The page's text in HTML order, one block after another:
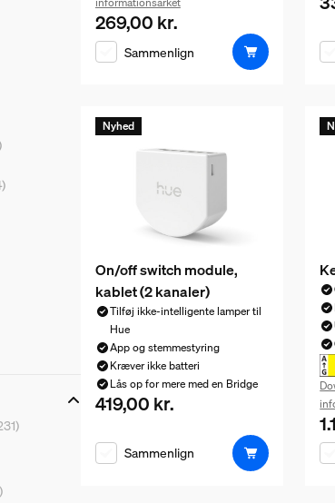
Nuværende pris er 269,00 kr.
269,00 kr.
Sammenlign
Nyhed
On/off switch module,
kablet (2 kanaler)
Tilføj ikke-intelligente lamper til
Hue
App og stemmestyring
Kræver ikke batteri
Lås op for mere med en Bridge
Nuværende pris er 419,00 kr.
419,00 kr.
Sammenlign